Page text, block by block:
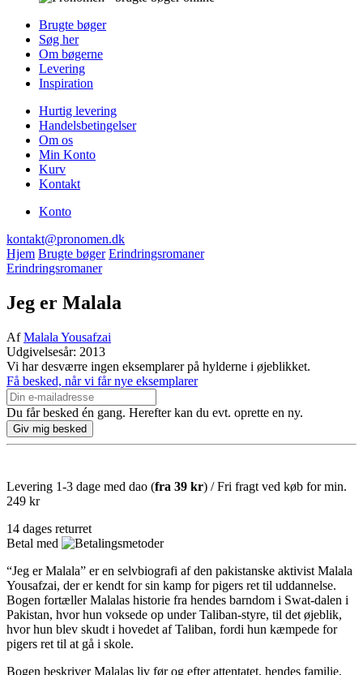
Brugte bøger
Søg her
Om bøgerne
Levering
Inspiration
Hurtig levering
Handelsbetingelser
Om os
Min Konto
Kurv
Kontakt
Konto
kontakt@pronomen.dk
Hjem Brugte bøger Erindringsromaner
Erindringsromaner
Jeg er Malala
AfMalala Yousafzai
Udgivelsesår: 2013
Vi har desværre ingen eksemplarer på hylderne i øjeblikket.
Få besked, når vi får nye eksemplarer
Du får besked én gang. Herefter kan du evt. oprette en ny.
Levering 1-3 dage med dao (fra 39 kr) / Fri fragt ved køb for min.
249 kr
14 dages returret
Betal med
“Jeg er Malala” er en selvbiografi af den pakistanske aktivist Malala
Yousafzai, der er kendt for sin kamp for pigers ret til uddannelse.
Bogen fortæller Malalas historie fra hendes barndom i Swat-dalen i
Pakistan, hvor hun voksede op under Taliban-styre, til det øjeblik,
hvor hun blev skudt i hovedet af Taliban, fordi hun kæmpede for
pigers ret til at gå i skole.
Bogen beskriver Malalas liv før og efter attentatet, hendes familie,